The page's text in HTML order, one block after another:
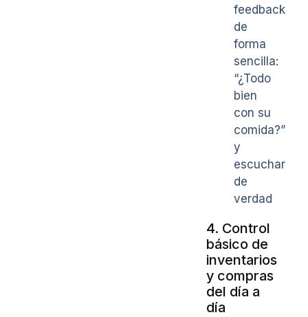
feedback
de
forma
sencilla:
“¿Todo
bien
con su
comida?”
y
escuchar
de
verdad
4. Control
básico de
inventarios
y compras
del día a
día